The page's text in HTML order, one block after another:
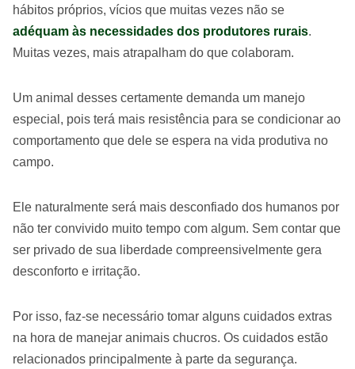
hábitos próprios, vícios que muitas vezes não se
adéquam às necessidades dos produtores rurais.
Muitas vezes, mais atrapalham do que colaboram.
Um animal desses certamente demanda um manejo
especial, pois terá mais resistência para se condicionar ao
comportamento que dele se espera na vida produtiva no
campo.
Ele naturalmente será mais desconfiado dos humanos por
não ter convivido muito tempo com algum. Sem contar que
ser privado de sua liberdade compreensivelmente gera
desconforto e irritação.
Por isso, faz-se necessário tomar alguns cuidados extras
na hora de manejar animais chucros. Os cuidados estão
relacionados principalmente à parte da segurança.